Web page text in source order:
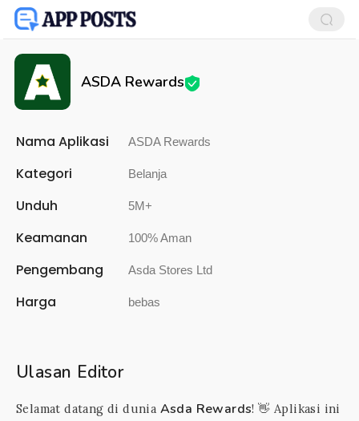
ASDA Rewards
Nama Aplikasi ASDA Rewards
Kategori Belanja
Unduh 5M+
Keamanan 100% Aman
Pengembang Asda Stores Ltd
Harga bebas
Ulasan Editor
Selamat datang di dunia Asda Rewards! 👋 Aplikasi ini